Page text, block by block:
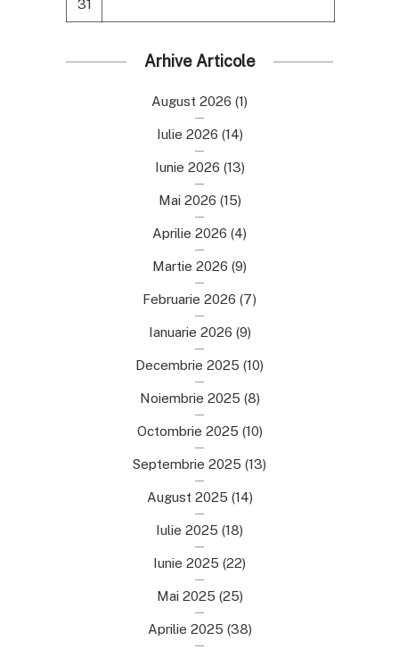
31
Arhive Articole
August 2026 (1)
Iulie 2026 (14)
Iunie 2026 (13)
Mai 2026 (15)
Aprilie 2026 (4)
Martie 2026 (9)
Februarie 2026 (7)
Ianuarie 2026 (9)
Decembrie 2025 (10)
Noiembrie 2025 (8)
Octombrie 2025 (10)
Septembrie 2025 (13)
August 2025 (14)
Iulie 2025 (18)
Iunie 2025 (22)
Mai 2025 (25)
Aprilie 2025 (38)